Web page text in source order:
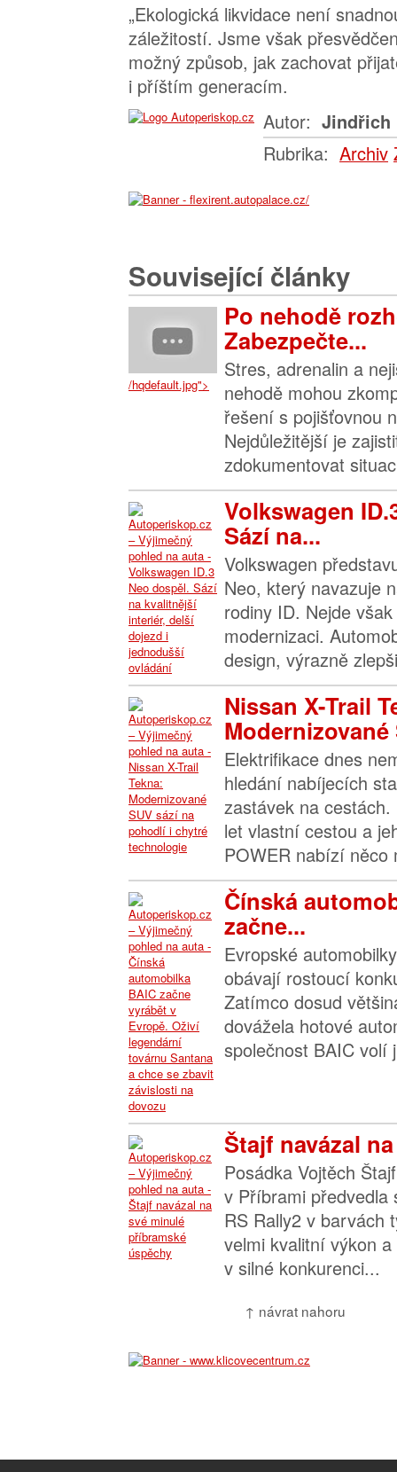
„Ekologická likvidace není
záležitostí. Jsme však
možný způsob, jak zachovat
i příštím generacím.
Autor: Jindřich
Rubrika: Archiv
Související články
/hqdefault.jpg">
Po nehodě
Zabezpečte...
Stres, adrenalin a
nehodě mohou
řešení s pojišťovnou
Nejdůležitější je
zdokumentovat
Volkswagen
Sází na...
Volkswagen
Neo, který navazuje
rodiny ID. Nejde
modernizaci.
design, výrazně
Nissan X-Trail
Modernizované
Elektrifikace dnes
hledání nabíjecích
zastávek na
let vlastní cestou a
POWER nabízí něco
Čínská
začne...
Evropské
obávají rostoucí
Zatímco dosud
dovážela hotové
společnost BAIC volí
Štajf navázal
Posádka Vojtěch
v Příbrami předvedla
RS Rally2 v barvách
velmi kvalitní výkon
v silné konkurenci...
↑ návrat nahoru